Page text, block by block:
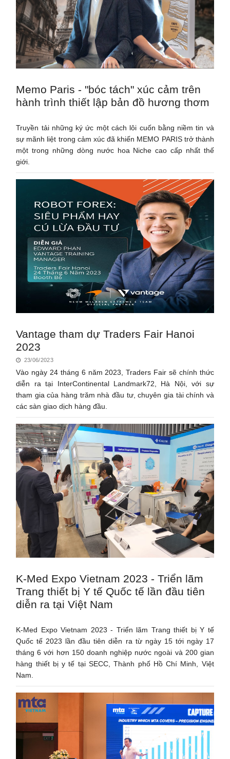
Memo Paris - "bóc tách" xúc cảm trên
hành trình thiết lập bản đồ hương thơm
Truyền tải những ký ức một cách lôi cuốn bằng niềm tin và
sự mãnh liệt trong cảm xúc đã khiến MEMO PARIS trở thành
một trong những dòng nước hoa Niche cao cấp nhất thế
giới.
Vantage tham dự Traders Fair Hanoi
2023
23/06/2023
Vào ngày 24 tháng 6 năm 2023, Traders Fair sẽ chính thức
diễn ra tại InterContinental Landmark72, Hà Nội, với sự
tham gia của hàng trăm nhà đầu tư, chuyên gia tài chính và
các sàn giao dịch hàng đầu.
K-Med Expo Vietnam 2023 - Triển lãm
Trang thiết bị Y tế Quốc tế lần đầu tiên
diễn ra tại Việt Nam
K-Med Expo Vietnam 2023 - Triển lãm Trang thiết bị Y tế
Quốc tế 2023 lần đầu tiên diễn ra từ ngày 15 tới ngày 17
tháng 6 với hơn 150 doanh nghiệp nước ngoài và 200 gian
hàng thiết bị y tế tại SECC, Thành phố Hồ Chí Minh, Việt
Nam.